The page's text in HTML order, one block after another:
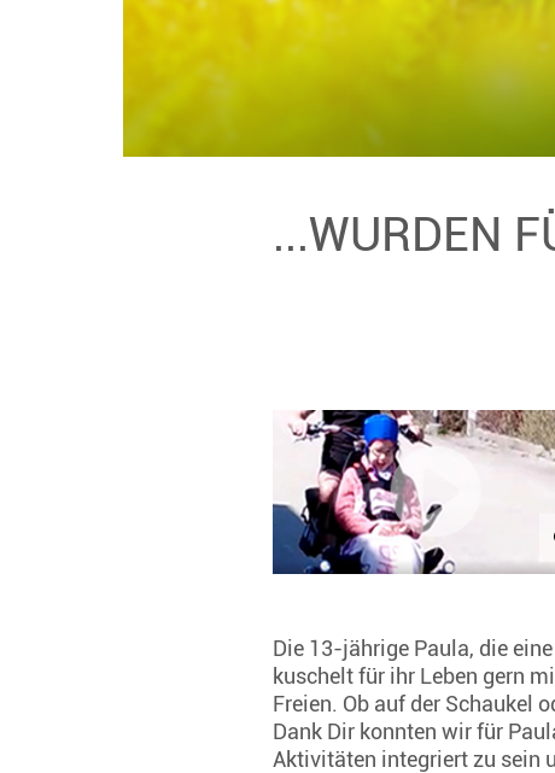
...WURDEN
Die 13-jährige Paula, die
kuschelt für ihr Leben gern
Freien. Ob auf der Schaukel
Dank Dir konnten wir für
Aktivitäten integriert zu sein